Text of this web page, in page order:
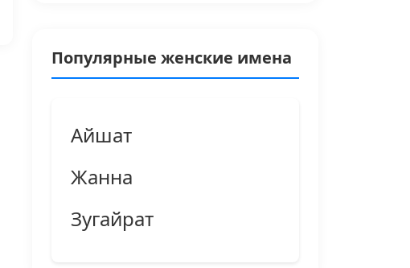
Популярные женские имена
Айшат
Жанна
Зугайрат